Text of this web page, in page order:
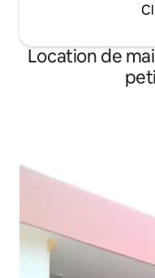
Location de